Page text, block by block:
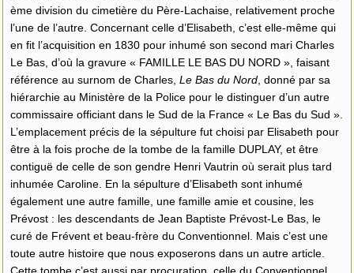
ème division du cimetière du Père-Lachaise, relativement proche
l’une de l’autre. Concernant celle d’Elisabeth, c’est elle-même qui
en fit l’acquisition en 1830 pour inhumé son second mari Charles
Le Bas, d’où la gravure « FAMILLE LE BAS DU NORD », faisant
référence au surnom de Charles, Le Bas du Nord, donné par sa
hiérarchie au Ministère de la Police pour le distinguer d’un autre
commissaire officiant dans le Sud de la France « Le Bas du Sud ».
L’emplacement précis de la sépulture fut choisi par Elisabeth pour
être à la fois proche de la tombe de la famille DUPLAY, et être
contiguë de celle de son gendre Henri Vautrin où serait plus tard
inhumée Caroline. En la sépulture d’Elisabeth sont inhumé
également une autre famille, une famille amie et cousine, les
Prévost : les descendants de Jean Baptiste Prévost-Le Bas, le
curé de Frévent et beau-frère du Conventionnel. Mais c’est une
toute autre histoire que nous exposerons dans un autre article.
Cette tombe c’est aussi par procuration, celle du Conventionnel,